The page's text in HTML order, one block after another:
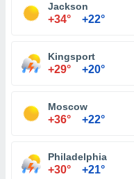
Jackson
+34° +22°
Kingsport
+29° +20°
Moscow
+36° +22°
Philadelphia
+30° +21°